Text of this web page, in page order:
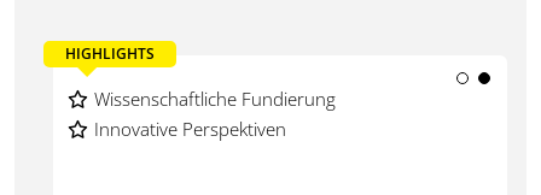
HIGHLIGHTS
Umfassender Überblick über das Thema
Praxisnahe Lösungen
Wissenschaftliche Fundierung
Innovative Perspektiven